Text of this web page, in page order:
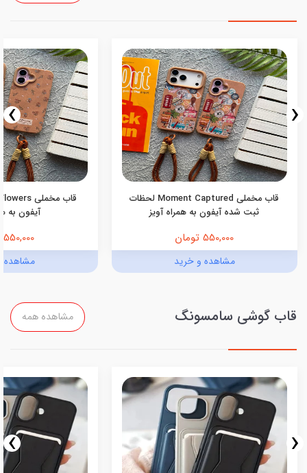
قاب مخملی Moment Captured لحظات
ثبت شده آیفون به همراه آویز
550,000 تومان
مشاهده و خرید
آیفون به
550,000 تومان
مشاهده
‹
›
قاب گوشی سامسونگ مشاهده همه
‹
›